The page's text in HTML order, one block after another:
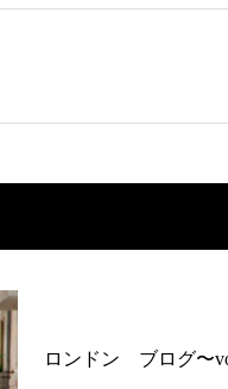
ロンドン ブログ〜